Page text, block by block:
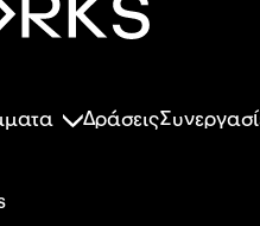
Δράσεις